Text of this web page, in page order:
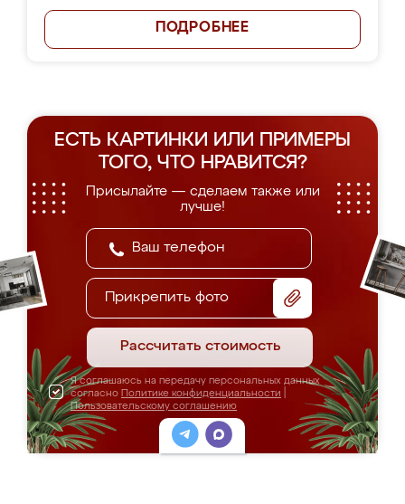
ПОДРОБНЕЕ
ЕСТЬ КАРТИНКИ ИЛИ ПРИМЕРЫ
ТОГО, ЧТО НРАВИТСЯ?
Присылайте — сделаем также или
лучше!
Прикрепить фото
Рассчитать стоимость
Я соглашаюсь на передачу персональных данных
согласно Политике конфиденциальности
Пользовательскому соглашению